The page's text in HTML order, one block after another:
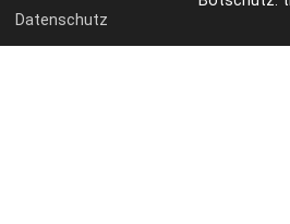
Datenschutz